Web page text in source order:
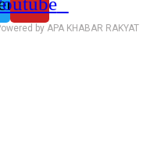
by APA KHABAR RAKYAT